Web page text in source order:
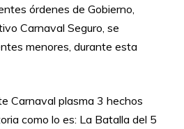
órdenes de Gobierno,
Carnaval Seguro, se
menores, durante esta
Carnaval plasma 3 hechos
como lo es: La Batalla del 5